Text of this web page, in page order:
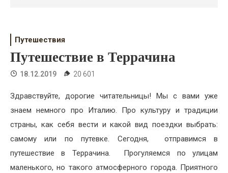
Свадьба
Дом
Жизнь
Хобби
Недвижимость
Путешествия
Путешествие в Террачина
18.12.2019 20 601
Здравствуйте, дорогие читательницы! Мы с вами уже
знаем немного про Италию. Про культуру и традиции
страны, как себя вести и какой вид поездки выбрать:
самому или по путевке. Сегодня, отправимся в
путешествие в Террачина. Прогуляемся по улицам
маленького, но такого атмосферного города. Приятного